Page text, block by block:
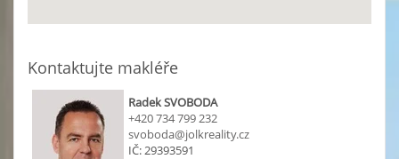
Kontaktujte makléře
Radek SVOBODA
+420 734 799 232
svoboda@jolkreality.cz
IČ: 29393591